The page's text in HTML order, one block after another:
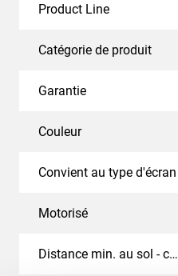
Product Line
Catégorie de produit
Garantie
Couleur
Convient au type d'écran
Motorisé
Distance min. au sol - centre écran (mm)